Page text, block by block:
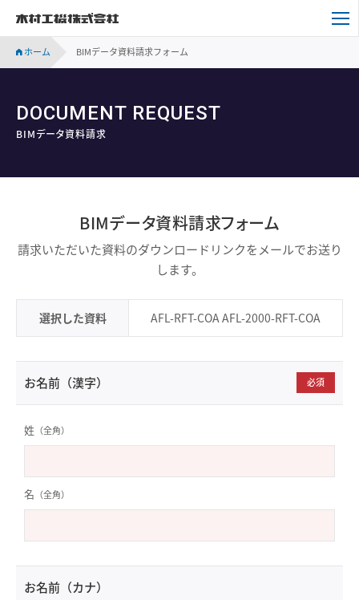
ホーム BIMデータ資料請求フォーム
DOCUMENT REQUEST
BIMデータ資料請求
BIMデータ資料請求フォーム
請求いただいた資料のダウンロードリンクをメールでお送り
します。
選択した資料 AFL-RFT-COA AFL-2000-RFT-COA
お名前（漢字） 必須
姓 （全角）
名 （全角）
お名前（カナ）